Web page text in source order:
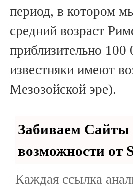
период, в котором
средний возраст
приблизительно 100
известняки имеют
Мезозойской эре).
Забиваем
возможности от
Каждая ссылка